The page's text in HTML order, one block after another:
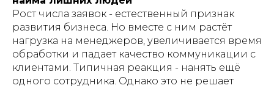
Рост числа заявок - естественный признак
развития бизнеса. Но вместе с ним растёт
нагрузка на менеджеров, увеличивается время
обработки и падает качество коммуникации с
клиентами. Типичная реакция - нанять ещё
одного сотрудника. Однако это не решает